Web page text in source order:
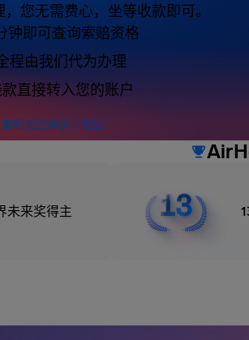
您无需费心，坐等收款即可。
钟即可查询索赔资格
程由我们代为办理
直接转入您的账户
查明您应得多少赔偿
未来奖得主